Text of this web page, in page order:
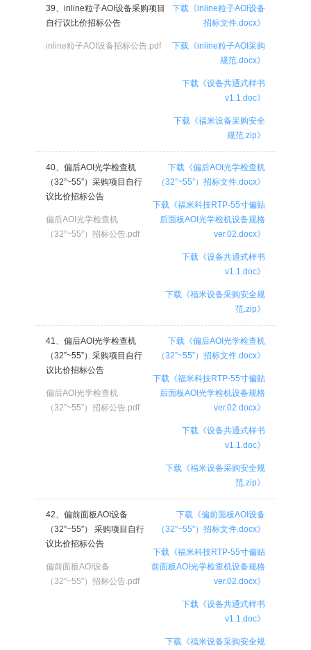
39、inline粒子AOI设备采购项目
自行议比价招标公告
inline粒子AOI设备招标公告.pdf
下载《inline粒子AOI设备
招标文件.docx》
下载《inline粒子AOI采购
规范.docx》
下载《设备共通式样书
v1.1.doc》
下载《福米设备采购安全
规范.zip》
40、偏后AOI光学检查机
（32”~55”）采购项目自行
议比价招标公告
偏后AOI光学检查机
（32”~55”）招标公告.pdf
下载《偏后AOI光学检查机
（32”~55”）招标文件.docx》
下载《福米科技RTP-55寸偏贴
后面板AOI光学检机设备规格
ver.02.docx》
下载《设备共通式样书
v1.1.doc》
下载《福米设备采购安全规
范.zip》
41、偏后AOI光学检查机
（32”~55”）采购项目自行
议比价招标公告
偏后AOI光学检查机
（32”~55”）招标公告.pdf
下载《偏后AOI光学检查机
（32”~55”）招标文件.docx》
下载《福米科技RTP-55寸偏贴
后面板AOI光学检机设备规格
ver.02.docx》
下载《设备共通式样书
v1.1.doc》
下载《福米设备采购安全规
范.zip》
42、偏前面板AOI设备
（32”~55”） 采购项目自行
议比价招标公告
偏前面板AOI设备
（32”~55”）招标公告.pdf
下载《偏前面板AOI设备
（32”~55”）招标文件.docx》
下载《福米科技RTP-55寸偏贴
前面板AOI光学检查机设备规格
ver.02.docx》
下载《设备共通式样书
v1.1.doc》
下载《福米设备采购安全规